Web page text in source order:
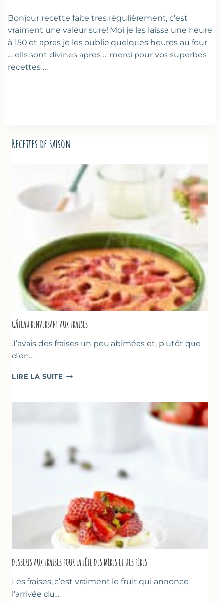
Bonjour recette faite tres régulièrement, c’est
vraiment une valeur sure! Moi je les laisse une heure
à 150 et apres je les oublie quelques heures au four
… ells sont divines apres … merci pour vos superbes
recettes …
Recettes de saison
GÂTEAU RENVERSANT AUX FRAISES
J’avais des fraises un peu abîmées et, plutôt que
d’en…
LIRE LA SUITE GÂTEAU
FRAISES
DESSERTS AUX FRAISES POUR LA FÊTE DES MÈRES ET DES PÈRES
Les fraises, c’est vraiment le fruit qui annonce
l’arrivée du…